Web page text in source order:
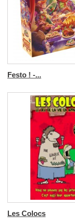
Festo ! -...
Les Colocs